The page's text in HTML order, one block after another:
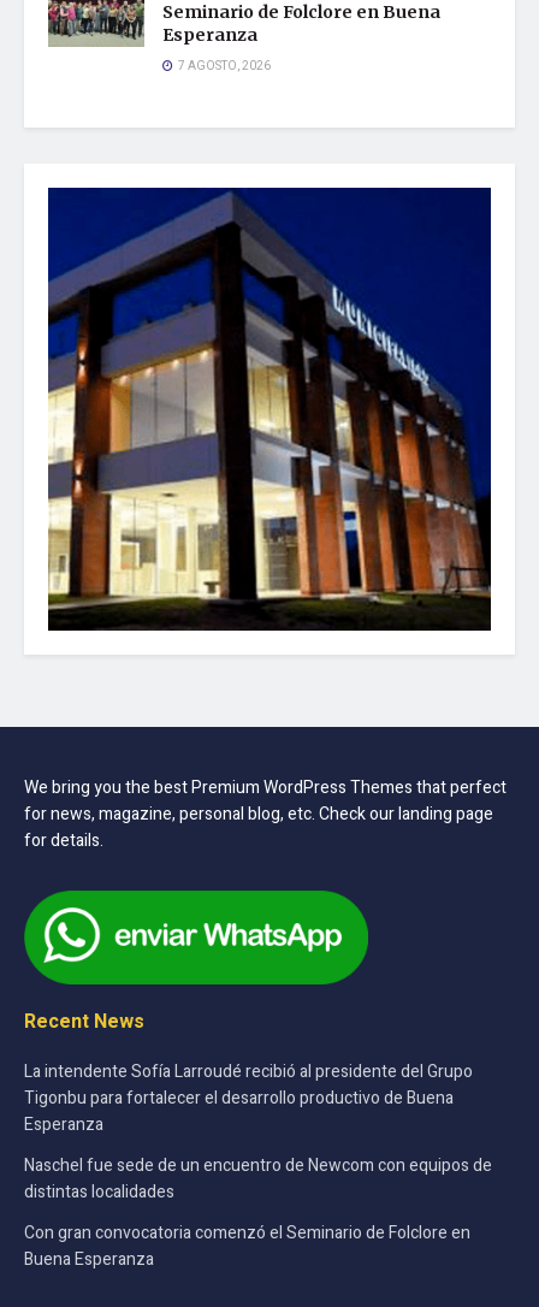
Seminario de Folclore en Buena
Esperanza
7 AGOSTO, 2026
We bring you the best Premium WordPress Themes that perfect
for news, magazine, personal blog, etc. Check our landing page
for details.
Recent News
La intendente Sofía Larroudé recibió al presidente del Grupo
Tigonbu para fortalecer el desarrollo productivo de Buena
Esperanza
Naschel fue sede de un encuentro de Newcom con equipos de
distintas localidades
Con gran convocatoria comenzó el Seminario de Folclore en
Buena Esperanza